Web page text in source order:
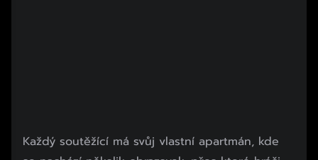
Každý soutěžící má svůj vlastní apartmán, kde